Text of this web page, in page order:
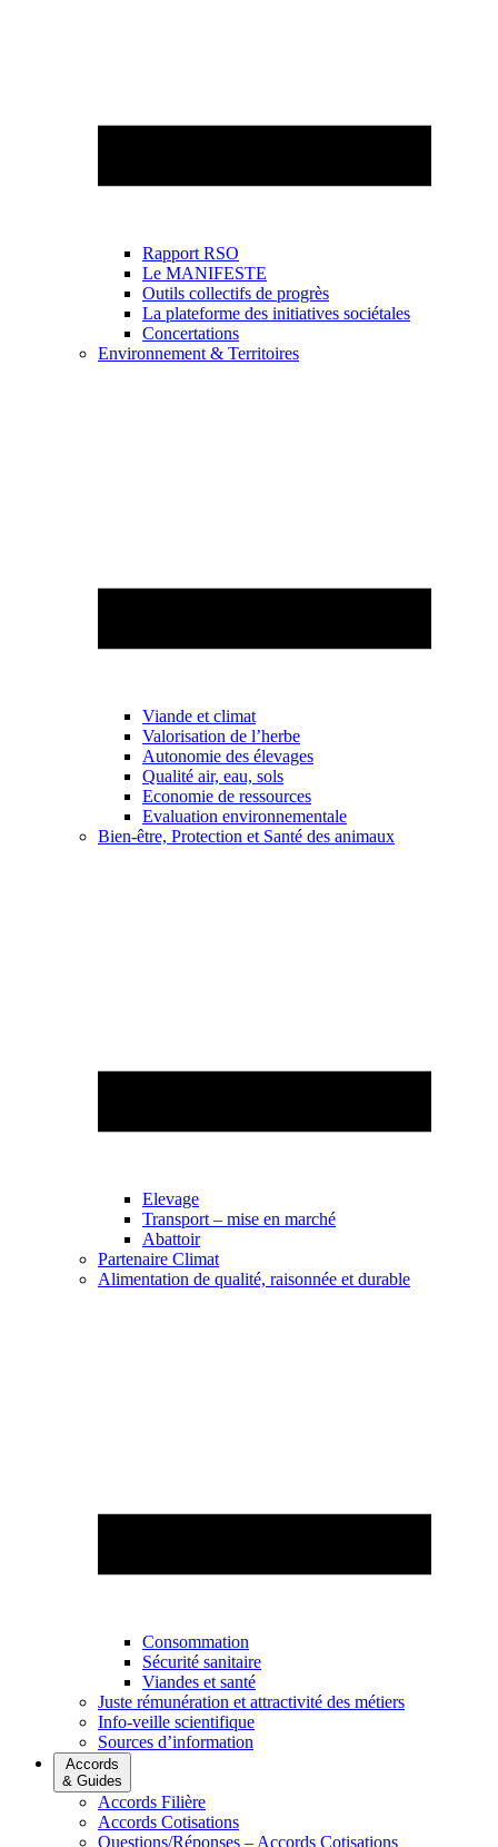
Rapport RSO
Le MANIFESTE
Outils collectifs de progrès
La plateforme des initiatives sociétales
Concertations
Environnement & Territoires
Viande et climat
Valorisation de l’herbe
Autonomie des élevages
Qualité air, eau, sols
Economie de ressources
Evaluation environnementale
Bien-être, Protection et Santé des animaux
Elevage
Transport – mise en marché
Abattoir
Partenaire Climat
Alimentation de qualité, raisonnée et durable
Consommation
Sécurité sanitaire
Viandes et santé
Juste rémunération et attractivité des métiers
Info-veille scientifique
Sources d’information
Accords
& Guides
Accords Filière
Accords Cotisations
Questions/Réponses – Accords Cotisations